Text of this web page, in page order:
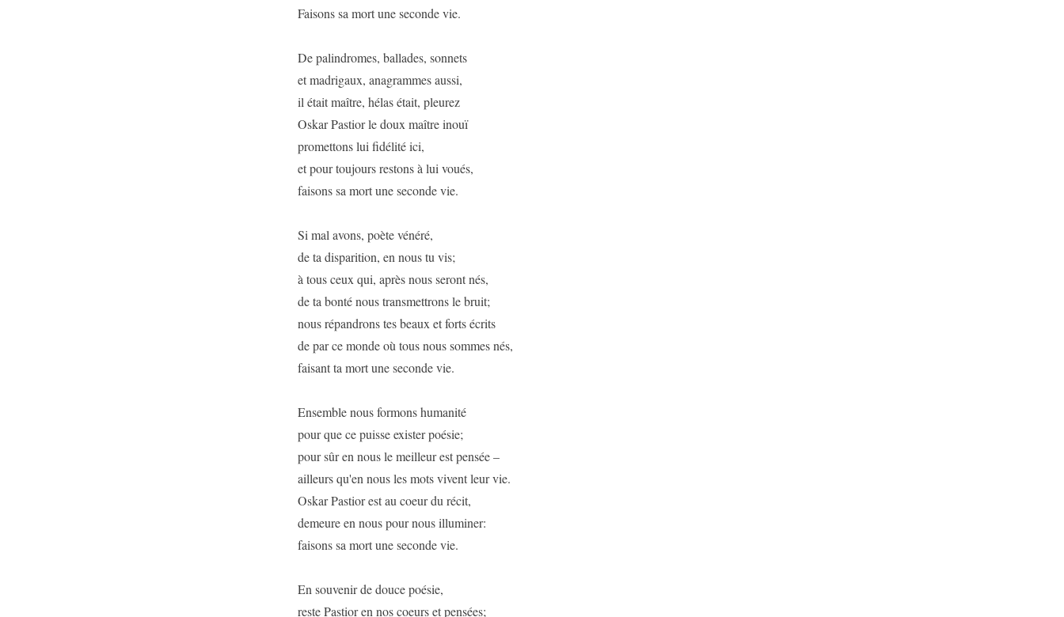
Faisons sa mort une seconde vie.
De palindromes, ballades, sonnets
et madrigaux, anagrammes aussi,
il était maître, hélas était, pleurez
Oskar Pastior le doux maître inouï
promettons lui fidélité ici,
et pour toujours restons à lui voués,
faisons sa mort une seconde vie.
Si mal avons, poète vénéré,
de ta disparition, en nous tu vis;
à tous ceux qui, après nous seront nés,
de ta bonté nous transmettrons le bruit;
nous répandrons tes beaux et forts écrits
de par ce monde où tous nous sommes nés,
faisant ta mort une seconde vie.
Ensemble nous formons humanité
pour que ce puisse exister poésie;
pour sûr en nous le meilleur est pensée –
ailleurs qu'en nous les mots vivent leur vie.
Oskar Pastior est au coeur du récit,
demeure en nous pour nous illuminer:
faisons sa mort une seconde vie.
En souvenir de douce poésie,
reste Pastior en nos coeurs et pensées;